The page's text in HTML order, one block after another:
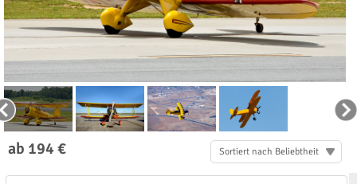
ab 194 € Sortiert nach Beliebtheit